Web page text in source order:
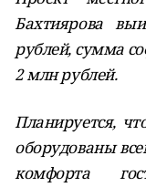
Бахтиярова
рублей, сумма
2 млн рублей.
Планируется,
оборудованы
комфорта